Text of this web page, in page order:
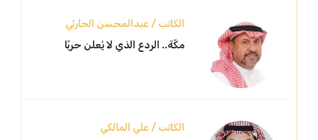
الكاتب / عبدالمحسن الحارثي
مكّة.. الردع الذي لا يُعلن حربًا
الكاتب / علي المالكي